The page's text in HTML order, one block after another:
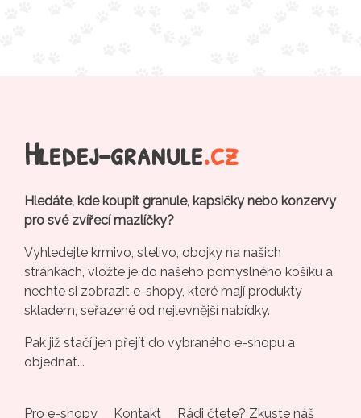
Hledej-granule.cz
Hledáte, kde koupit granule, kapsičky nebo konzervy
pro své zvířecí mazlíčky?
Vyhledejte krmivo, stelivo, obojky na našich
stránkách, vložte je do našeho pomyslného košíku a
nechte si zobrazit e-shopy, které mají produkty
skladem, seřazené od nejlevnější nabídky.
Pak již stačí jen přejít do vybraného e-shopu a
objednat...
Pro e-shopy Kontakt Rádi čtete? Zkuste náš